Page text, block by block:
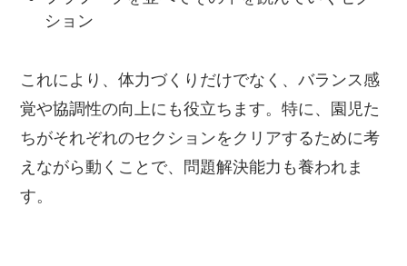
ション
これにより、体力づくりだけでなく、バランス感
覚や協調性の向上にも役立ちます。特に、園児た
ちがそれぞれのセクションをクリアするために考
えながら動くことで、問題解決能力も養われま
す。